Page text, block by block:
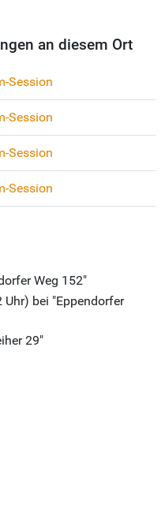
an diesem Ort
Session
Session
Session
Session
Weg 152"
bei "Eppendorfer
29"